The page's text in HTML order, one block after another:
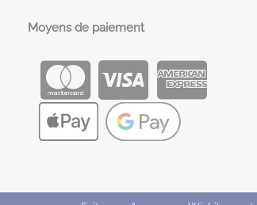
Moyens de paiement